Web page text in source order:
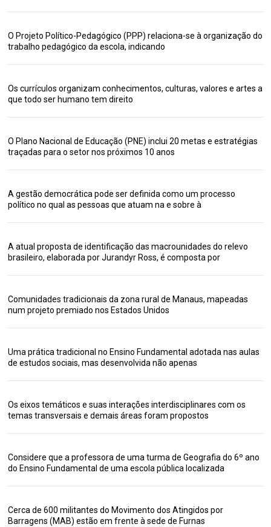
O Projeto Político-Pedagógico (PPP) relaciona-se à organização do
trabalho pedagógico da escola, indicando
Os currículos organizam conhecimentos, culturas, valores e artes a
que todo ser humano tem direito
O Plano Nacional de Educação (PNE) inclui 20 metas e estratégias
traçadas para o setor nos próximos 10 anos
A gestão democrática pode ser definida como um processo
político no qual as pessoas que atuam na e sobre à
A atual proposta de identificação das macrounidades do relevo
brasileiro, elaborada por Jurandyr Ross, é composta por
Comunidades tradicionais da zona rural de Manaus, mapeadas
num projeto premiado nos Estados Unidos
Uma prática tradicional no Ensino Fundamental adotada nas aulas
de estudos sociais, mas desenvolvida não apenas
Os eixos temáticos e suas interações interdisciplinares com os
temas transversais e demais áreas foram propostos
Considere que a professora de uma turma de Geografia do 6º ano
do Ensino Fundamental de uma escola pública localizada
Cerca de 600 militantes do Movimento dos Atingidos por
Barragens (MAB) estão em frente à sede de Furnas